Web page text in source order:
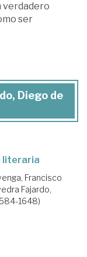
verdadero
ser
Diego de
literaria
Francisco
Fajardo,
1648)